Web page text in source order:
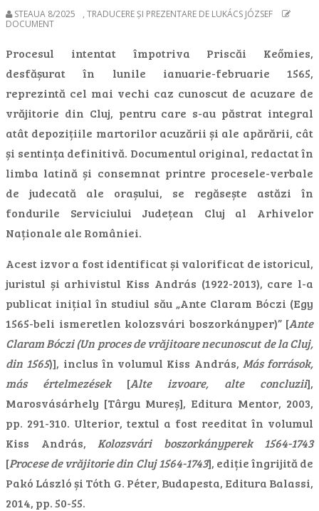
STEAUA 8/2025 , TRADUCERE ȘI PREZENTARE DE LUKÁCS JÓZSEF
DOCUMENT
Procesul intentat împotriva Priscăi Keőmies,
desfășurat în lunile ianuarie-februarie 1565,
reprezintă cel mai vechi caz cunoscut de acuzare de
vrăjitorie din Cluj, pentru care s-au păstrat integral
atât depozițiile martorilor acuzării și ale apărării, cât
și sentința definitivă. Documentul original, redactat în
limba latină și consemnat printre procesele-verbale
de judecată ale orașului, se regăsește astăzi în
fondurile Serviciului Județean Cluj al Arhivelor
Naționale ale României.
Acest izvor a fost identificat și valorificat de istoricul,
juristul și arhivistul Kiss András (1922-2013), care l-a
publicat inițial în studiul său „Ante Claram Bóczi (Egy
1565-beli ismeretlen kolozsvári boszorkányper)” [Ante
Claram Bóczi (Un proces de vrăjitoare necunoscut de la Cluj,
din 1565)], inclus în volumul Kiss András, Más források,
más értelmezések[Alte izvoare, alte concluzii],
Marosvásárhely [Târgu Mureș], Editura Mentor, 2003,
pp. 291-310. Ulterior, textul a fost reeditat în volumul
Kiss András, Kolozsvári boszorkányperek 1564-1743
[Procese de vrăjitorie din Cluj 1564-1743], ediție îngrijită de
Pakó László și Tóth G. Péter, Budapesta, Editura Balassi,
2014, pp. 50-55.